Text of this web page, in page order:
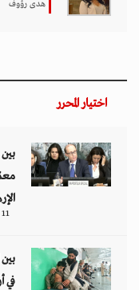
هدى رؤوف
اختيار المحرر
11 مارس 2026 - 09:30
في